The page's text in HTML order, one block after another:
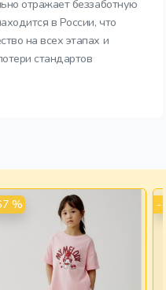
отражает беззаботную
в России, что
на всех этапах и
стандартов
% -